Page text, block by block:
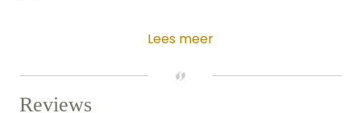
Lees meer
Reviews